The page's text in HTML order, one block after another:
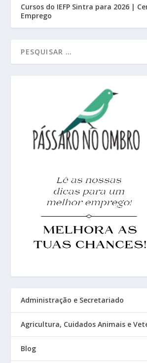
Cursos do IEFP Sintra para 2026 |
Emprego
Administração e Secretariado
Agricultura, Cuidados Animais e
Blog